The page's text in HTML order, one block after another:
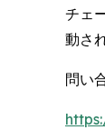
チェ
動さ
問い